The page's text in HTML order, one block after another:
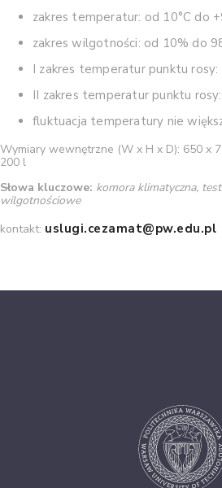
zakres temperatur: od 10°C do
zakres wilgotności: od 10% do
I zakres temperatur punktu rosy:
II zakres temperatur punktu
fluktuacja temperatury nie
Wymiary wewnętrzne (W x H x D): 650 x
200 l
Słowa kluczowe: komora klimatyczna,
wilgotnościowe
kontakt: uslugi.cezamat@pw.edu.pl